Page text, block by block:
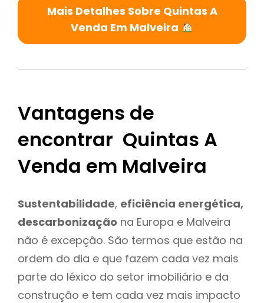
Mais Detalhes Sobre Quintas A
Venda Em Malveira
Vantagens de
encontrar Quintas A
Venda em Malveira
Sustentabilidade, eficiência energética,
descarbonização na Europa e Malveira
não é excepção. São termos que estão na
ordem do dia e que fazem cada vez mais
parte do léxico do setor imobiliário e da
construção e tem cada vez mais impacto